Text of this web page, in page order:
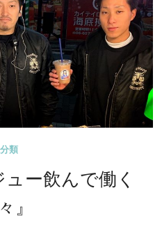
類
ー飲んで働く
』